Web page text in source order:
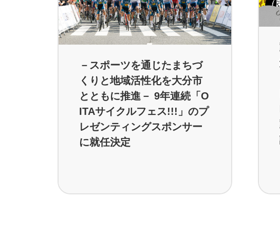
－スポーツを通じたまちづ
くりと地域活性化を大分市
とともに推進－ 9年連続「O
ITAサイクルフェス!!!」のプ
レゼンティングスポンサー
に就任決定